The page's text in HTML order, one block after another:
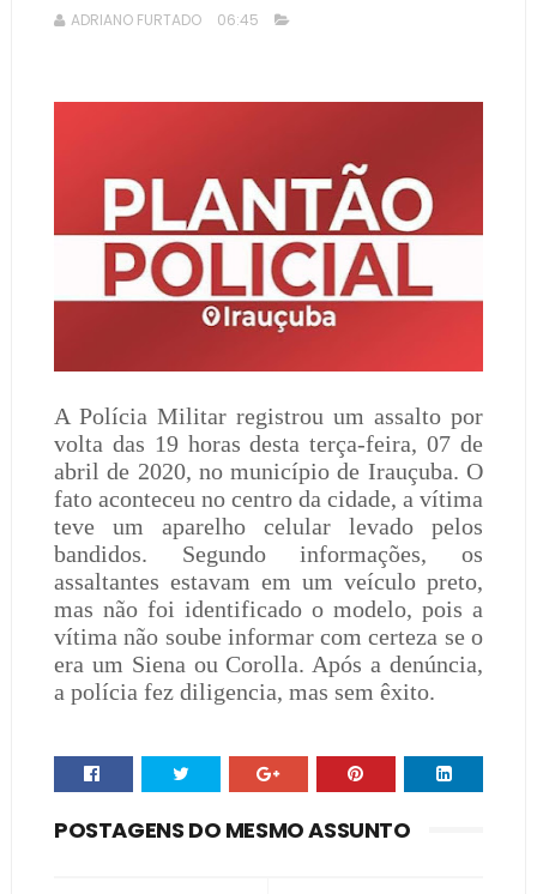
ADRIANO FURTADO 06:45
A Polícia Militar registrou um assalto por
volta das 19 horas desta terça-feira, 07 de
abril de 2020, no município de Irauçuba. O
fato aconteceu no centro da cidade, a vítima
teve um aparelho celular levado pelos
bandidos. Segundo informações, os
assaltantes estavam em um veículo preto,
mas não foi identificado o modelo, pois a
vítima não soube informar com certeza se o
era um Siena ou Corolla. Após a denúncia,
a polícia fez diligencia, mas sem êxito.
POSTAGENS DO MESMO ASSUNTO